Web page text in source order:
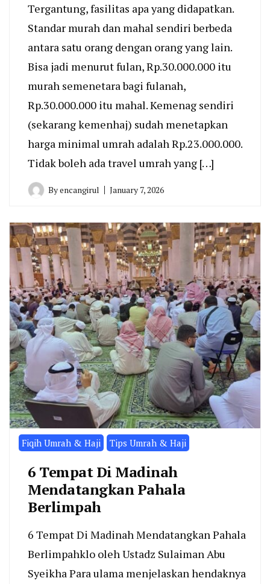
Tergantung, fasilitas apa yang didapatkan.
Standar murah dan mahal sendiri berbeda
antara satu orang dengan orang yang lain.
Bisa jadi menurut fulan, Rp.30.000.000 itu
murah semenetara bagi fulanah,
Rp.30.000.000 itu mahal. Kemenag sendiri
(sekarang kemenhaj) sudah menetapkan
harga minimal umrah adalah Rp.23.000.000.
Tidak boleh ada travel umrah yang […]
Byencangirul January 7, 2026
Fiqih Umrah & Haji Tips Umrah & Haji
6 Tempat Di Madinah
Mendatangkan Pahala
Berlimpah
6 Tempat Di Madinah Mendatangkan Pahala
Berlimpahklo oleh Ustadz Sulaiman Abu
Syeikha Para ulama menjelaskan hendaknya